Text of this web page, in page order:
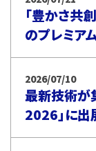
「豊かさ共
のプレミア
2026/07/10
最新技術が
2026」に出